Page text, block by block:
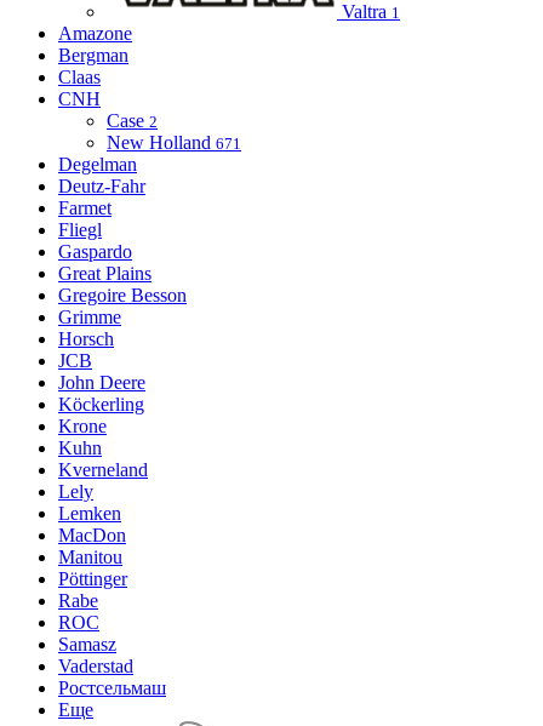
Valtra 1
Amazone
Bergman
Claas
CNH
Case 2
New Holland 671
Degelman
Deutz-Fahr
Farmet
Fliegl
Gaspardo
Great Plains
Gregoire Besson
Grimme
Horsch
JCB
John Deere
Köckerling
Krone
Kuhn
Kverneland
Lely
Lemken
MacDon
Manitou
Pöttinger
Rabe
ROC
Samasz
Vaderstad
Ростсельмаш
Еще